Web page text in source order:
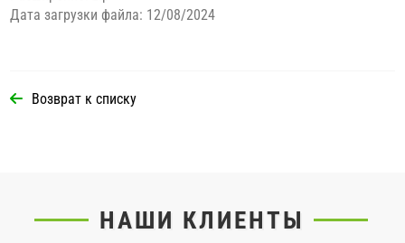
Дата загрузки файла: 12/08/2024
Возврат к списку
НАШИ КЛИЕНТЫ